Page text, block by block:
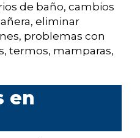
de baño, cambios
eliminar
problemas con
termos, mamparas,
en